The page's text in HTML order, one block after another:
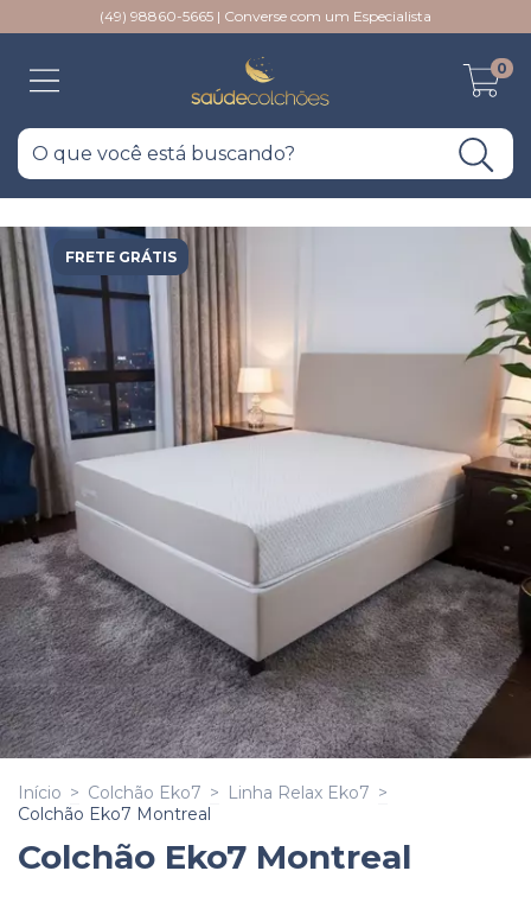
(49) 98860-5665 | Converse com um Especialista
0
FRETE GRÁTIS
Início > Colchão Eko7 > Linha Relax Eko7 >
Colchão Eko7 Montreal
Colchão Eko7 Montreal